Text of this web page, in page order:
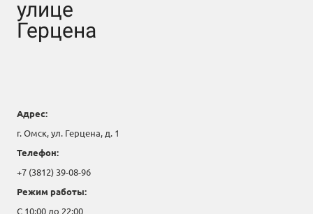
улице
Герцена
Адрес:
г. Омск, ул. Герцена, д. 1
Телефон:
+7 (3812) 39-08-96
Режим работы:
С 10:00 до 22:00